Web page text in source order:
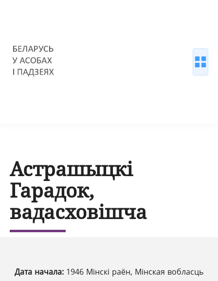
Астрашыцкі
Гарадок,
вадасховішча
Дата начала: 1946 Мінскі раён, Мінская вобласць